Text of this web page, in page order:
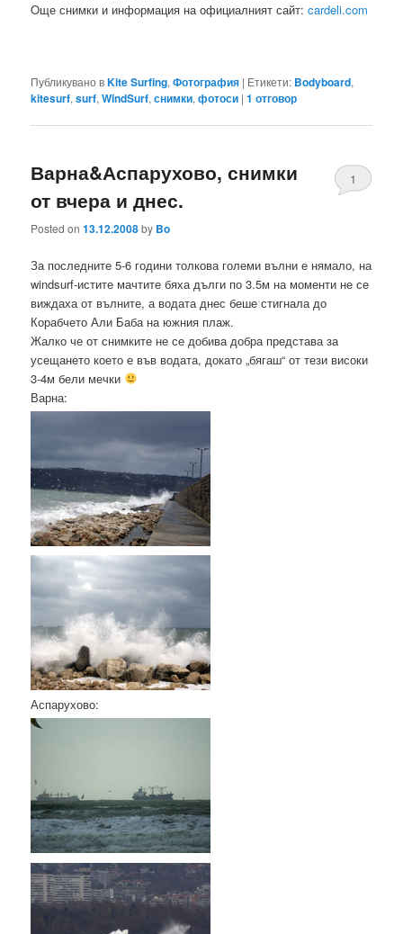
Oще снимки и информация на официалният сайт:cardeli.com
Публикувано вKite Surfing,Фотография | Етикети: Bodyboard,
kitesurf,surf,WindSurf,снимки,фотоси |1 отговор
Варна&Аспарухово, снимки
от вчера и днес.
Posted on13.12.2008by Bo
1
За последните 5-6 години толкова големи вълни е нямало, на
windsurf-истите мачтите бяха дълги по 3.5м на моменти не се
виждаха от вълните, а водата днес беше стигнала до
Корабчето Али Баба на южния плаж.
Жалко че от снимките не се добива добра представа за
усещането което е във водата, докато „бягаш“ от тези високи
3-4м бели мечки
Варна:
Аспарухово: